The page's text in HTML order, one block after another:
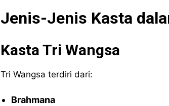
Jenis-Jenis Kasta
Kasta Tri Wangsa
Tri Wangsa terdiri dari:
Brahmana